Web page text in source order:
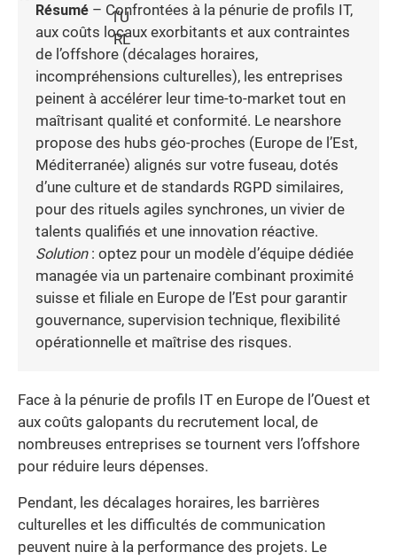
Résumé – Confrontées à la pénurie de profils IT,
aux coûts locaux exorbitants et aux contraintes
de l’offshore (décalages horaires,
incompréhensions culturelles), les entreprises
peinent à accélérer leur time-to-market tout en
maîtrisant qualité et conformité. Le nearshore
propose des hubs géo-proches (Europe de l’Est,
Méditerranée) alignés sur votre fuseau, dotés
d’une culture et de standards RGPD similaires,
pour des rituels agiles synchrones, un vivier de
talents qualifiés et une innovation réactive.
Solution: optez pour un modèle d’équipe dédiée
managée via un partenaire combinant proximité
suisse et filiale en Europe de l’Est pour garantir
gouvernance, supervision technique, flexibilité
opérationnelle et maîtrise des risques.
Face à la pénurie de profils IT en Europe de l’Ouest et
aux coûts galopants du recrutement local, de
nombreuses entreprises se tournent vers l’offshore
pour réduire leurs dépenses.
Pendant, les décalages horaires, les barrières
culturelles et les difficultés de communication
peuvent nuire à la performance des projets. Le